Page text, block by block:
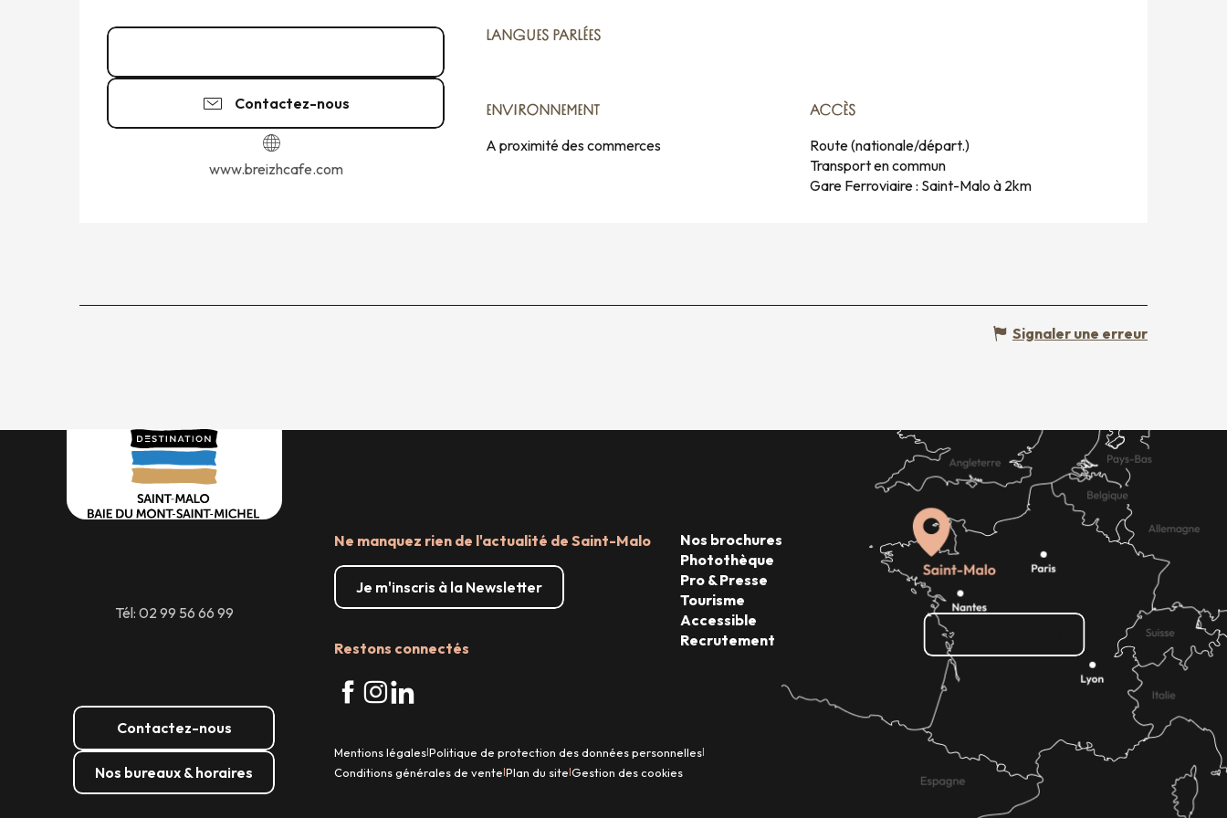
Contactez-nous
www.breizhcafe.com
LANGUES PARLÉES
LANGUES PARLÉES
ENVIRONNEMENT
ENVIRONNEMENT
A proximité des commerces
ACCÈS
ACCÈS
Route (nationale/départ.)
Transport en commun
Gare Ferroviaire : Saint-Malo à 2km
Signaler une erreur
Tél: 02 99 56 66 99
Contactez-nous
Nos bureaux & horaires
Ne manquez rien de l'actualité de Saint-Malo
Je m'inscris à la Newsletter
Restons connectés
Nos brochures
Photothèque
Pro & Presse
Tourisme
Accessible
Recrutement
Mentions légales|Politique de protection des données personnelles|
Conditions générales de vente|Plan du site|Gestion des cookies
Comment venir ?